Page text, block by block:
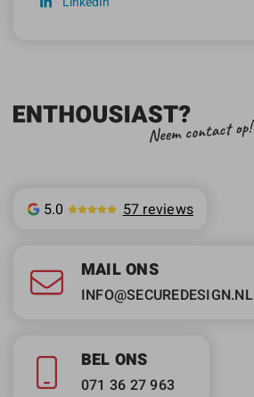
5.0 57 reviews
MAIL ONS
INFO@SECUREDESIGN.NL
BEL ONS
071 36 27 963